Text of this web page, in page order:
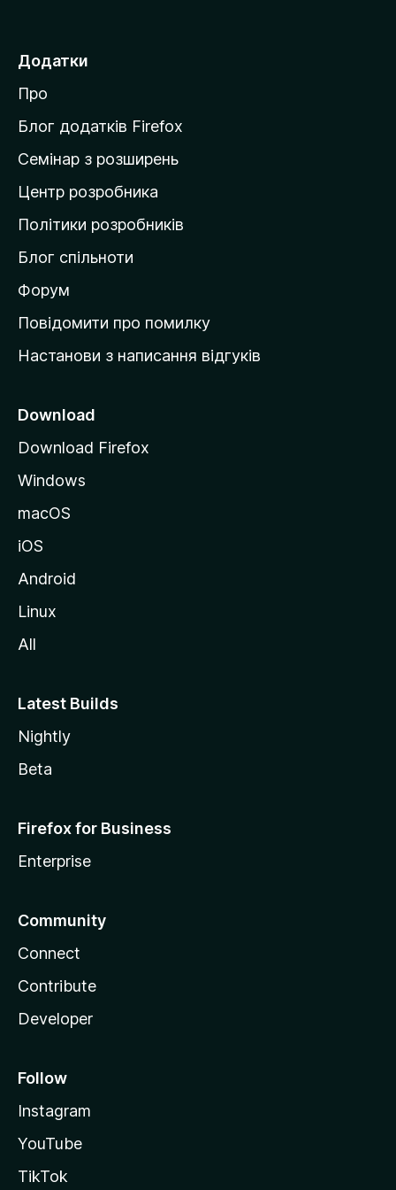
е
й
т
и
а
д
о
і
в
к
M
z
l
l
Додатки
Про
Блог додатків Firefox
Семінар з розширень
Центр розробника
Політики розробників
Блог спільноти
Форум
Повідомити про помилку
Настанови з написання відгуків
Download
Download Firefox
Windows
macOS
iOS
Android
Linux
All
Latest Builds
Nightly
Beta
Firefox for Business
Enterprise
Community
Connect
Contribute
Developer
Follow
Instagram
YouTube
TikTok